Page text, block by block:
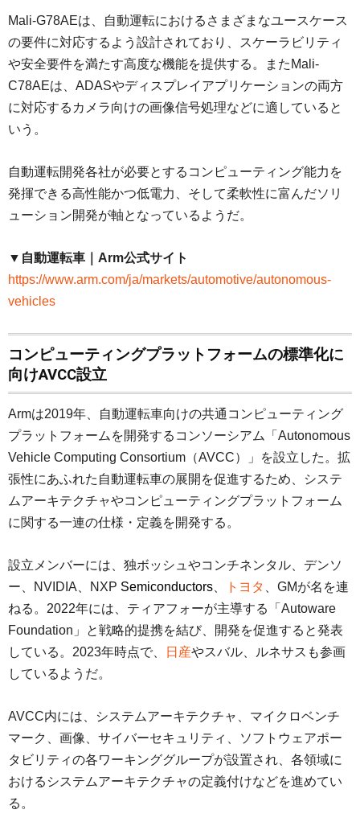
Mali-G78AEは、自動運転におけるさまざまなユースケース
の要件に対応するよう設計されており、スケーラビリティ
や安全要件を満たす高度な機能を提供する。またMali-
C78AEは、ADASやディスプレイアプリケーションの両方
に対応するカメラ向けの画像信号処理などに適していると
いう。
自動運転開発各社が必要とするコンピューティング能力を
発揮できる高性能かつ低電力、そして柔軟性に富んだソリ
ューション開発が軸となっているようだ。
▼自動運転車｜Arm公式サイト
https://www.arm.com/ja/markets/automotive/autonomous-
vehicles
コンピューティングプラットフォームの標準化に
向けAVCC設立
Armは2019年、自動運転車向けの共通コンピューティング
プラットフォームを開発するコンソーシアム「Autonomous
Vehicle Computing Consortium（AVCC）」を設立した。拡
張性にあふれた自動運転車の展開を促進するため、システ
ムアーキテクチャやコンピューティングプラットフォーム
に関する一連の仕様・定義を開発する。
設立メンバーには、独ボッシュやコンチネンタル、デンソ
ー、NVIDIA、NXP Semiconductors トヨタ
、GMが名を連
ねる。2022年には、ティアフォーが主導する「Autoware
Foundation」と戦略的提携を結び、開発を促進すると発表
している。2023年時点で、
日産やスバル、ルネサスも参画
しているようだ。
AVCC内には、システムアーキテクチャ、マイクロベンチ
マーク、画像、サイバーセキュリティ、ソフトウェアポー
タビリティの各ワーキンググループが設置され、各領域に
おけるシステムアーキテクチャの定義付けなどを進めてい
る。